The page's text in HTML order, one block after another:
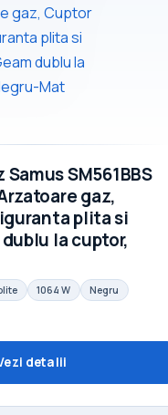
SM561BBS
gaz,
plita si
la cuptor,
1064 W Negru
detalii